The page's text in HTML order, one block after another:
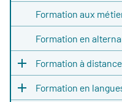
Formation aux
Formation en
Formation à distance
Formation en